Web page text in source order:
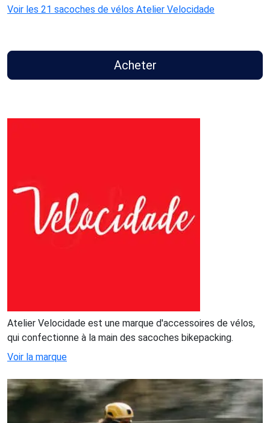
Voir les 21 sacoches de vélos Atelier Velocidade
Acheter
Atelier Velocidade est une marque d'accessoires de vélos,
qui confectionne à la main des sacoches bikepacking.
Voir la marque